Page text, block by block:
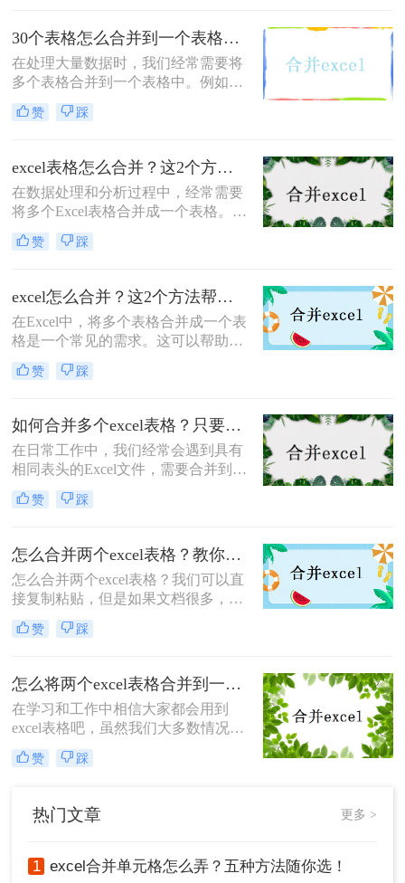
用的方法，帮助您将多张表格合并成
一张表格。
30个表格怎么合并到一个表格？试试这二种合并方法！
在处理大量数据时，我们经常需要将
多个表格合并到一个表格中。例如，
你可能手头有30个表格，每个表格都
包含相似的数据结构，现在你想将它
表格怎么合并到一个表格呢？下面将
介绍两种方法来实现这一目标。
赞 踩
excel表格怎么合并？这2个方法很简单！
在数据处理和分析过程中，经常需要
将多个Excel表格合并成一个表格。合
并表格不仅可以方便地管理和对比数
据，还可以提高工作效率。本文将介
松完成这项任务。
赞 踩
excel怎么合并？这2个方法帮你搞定！
在Excel中，将多个表格合并成一个表
格是一个常见的需求。这可以帮助我
们更方便地管理和分析数据，提高工
作效率。下面介绍excel怎么合并的方
赞 踩
如何合并多个excel表格？只要学会这几个方法！
在日常工作中，我们经常会遇到具有
相同表头的Excel文件，需要合并到相
同的工作表中进行分析。当文件较多
时，手动合并表通常是一件非常麻烦
的VBA经常卡住。今天我将分享如何
合并多个excel表格方法，让大家可以
快速高效的合并excel。
赞 踩
怎么合并两个excel表格？教你二招轻松搞定！
怎么合并两个excel表格？我们可以直
接复制粘贴，但是如果文档很多，复
制粘贴也解决不了的时候，那么不妨
试一下合并excel表格，那么问题来
讲解一下，看看要怎么解决吧。
赞 踩
怎么将两个excel表格合并到一起？教你一分钟搞定excel多工作表合并
在学习和工作中相信大家都会用到
excel表格吧，虽然我们大多数情况是
编辑excel的，但是也有需要将excel文
件合并的时候，比如说将两个或多个
两个excel表格合并到一起吗？今天就
来教大家一个简单又快速的合并excel
赞 踩
热门文章 更多 >
1 excel合并单元格怎么弄？五种方法随你选！